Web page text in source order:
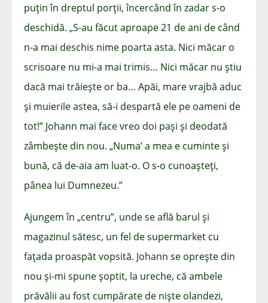
puțin în dreptul porții, încercând în zadar s-o
deschidă. „S-au făcut aproape 21 de ani de când
n-a mai deschis nime poarta asta. Nici măcar o
scrisoare nu mi-a mai trimis… Nici măcar nu știu
dacă mai trăiește or ba… Apăi, mare vrajbă aduc
și muierile astea, să-i despartă ele pe oameni de
tot!” Johann mai face vreo doi pași și deodată
zâmbește din nou. „Numa’ a mea e cuminte și
bună, că de-aia am luat-o. O s-o cunoașteți,
pânea lui Dumnezeu.”
Ajungem în „centru”, unde se află barul și
magazinul sătesc, un fel de supermarket cu
fațada proaspăt vopsită. Johann se oprește din
nou și-mi spune șoptit, la ureche, că ambele
prăvălii au fost cumpărate de niște olandezi,